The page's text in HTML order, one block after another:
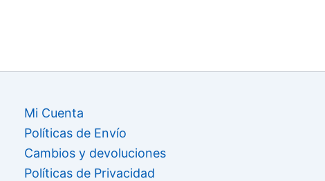
Mi Cuenta
Políticas de Envío
Cambios y devoluciones
Políticas de Privacidad